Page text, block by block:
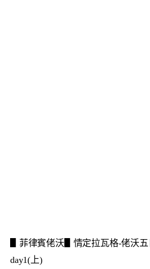
▋菲律賓佬沃▋情定拉瓦格-佬沃
day1(上)